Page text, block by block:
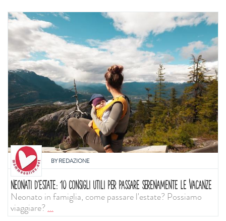
BYREDAZIONE
NEONATI D'ESTATE: 10 CONSIGLI UTILI PER PASSARE SERENAMENTE LE VACANZE
Neonato in famiglia, come passare l'estate? Possiamo
viaggiare?...